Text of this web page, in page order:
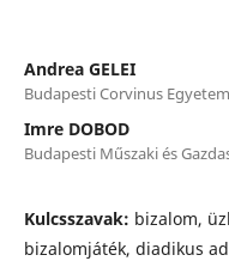
Andrea GELEI
Budapesti Corvinus Egyetem
Imre DOBOD
Budapesti Műszaki és
Kulcsszavak: bizalom,
bizalomjáték, diadikus